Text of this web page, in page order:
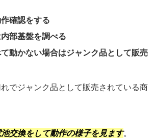
確認をする
部基盤を調べる
動かない場合はジャンク品として販売
でジャンク品として販売されている商
交換をして動作の様子を見ます。